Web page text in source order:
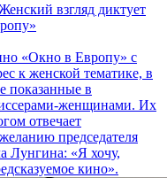
взгляд диктует
«Окно в Европу» с
к женской тематике, в
показанные в
женщинами. Их
отвечает
председателя
Лунгина: «Я хочу,
кино».